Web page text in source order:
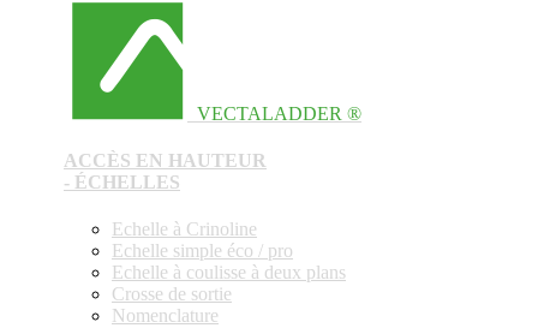
VECTALADDER ®
ACCÈS EN HAUTEUR
- ÉCHELLES
Echelle à Crinoline
Echelle simple éco / pro
Echelle à coulisse à deux plans
Crosse de sortie
Nomenclature